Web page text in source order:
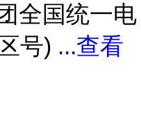
全国统一电
号) ...查看